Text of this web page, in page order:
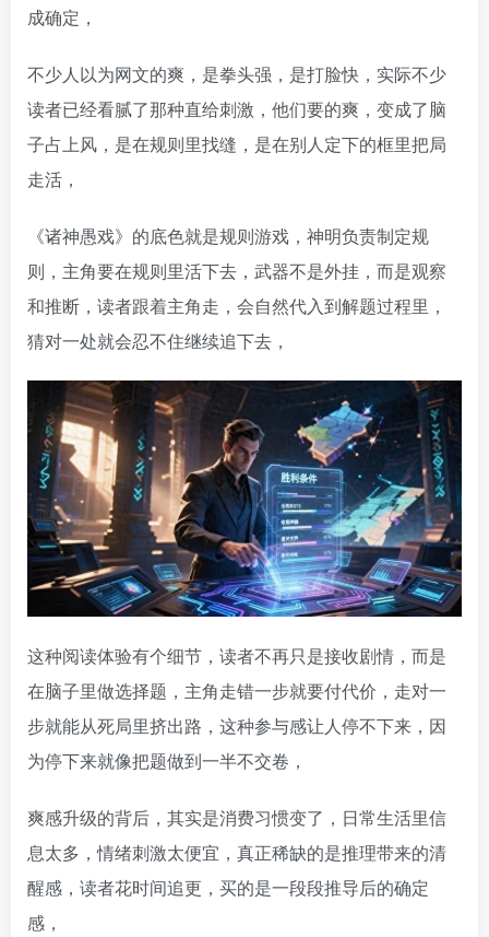
成确定，
不少人以为网文的爽，是拳头强，是打脸快，实际不少
读者已经看腻了那种直给刺激，他们要的爽，变成了脑
子占上风，是在规则里找缝，是在别人定下的框里把局
走活，
《诸神愚戏》的底色就是规则游戏，神明负责制定规
则，主角要在规则里活下去，武器不是外挂，而是观察
和推断，读者跟着主角走，会自然代入到解题过程里，
猜对一处就会忍不住继续追下去，
这种阅读体验有个细节，读者不再只是接收剧情，而是
在脑子里做选择题，主角走错一步就要付代价，走对一
步就能从死局里挤出路，这种参与感让人停不下来，因
为停下来就像把题做到一半不交卷，
爽感升级的背后，其实是消费习惯变了，日常生活里信
息太多，情绪刺激太便宜，真正稀缺的是推理带来的清
醒感，读者花时间追更，买的是一段段推导后的确定
感，